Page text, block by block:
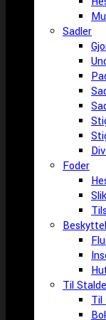
Sadler
Foder
Til
Til